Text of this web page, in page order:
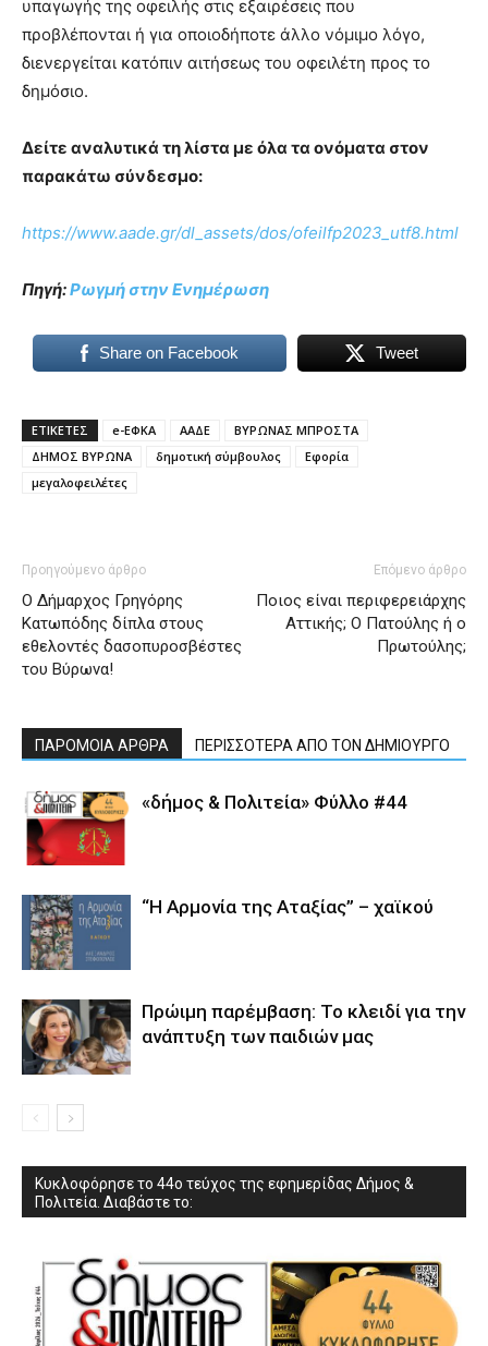
υπαγωγής της οφειλής στις εξαιρέσεις που
προβλέπονται ή για οποιοδήποτε άλλο νόμιμο λόγο,
διενεργείται κατόπιν αιτήσεως του οφειλέτη προς το
δημόσιο.
Δείτε αναλυτικά τη λίστα με όλα τα ονόματα στον
παρακάτω σύνδεσμο:
https://www.aade.gr/dl_assets/dos/ofeilfp2023_utf8.html
Πηγή:Ρωγμή στην Ενημέρωση
Share on Facebook Tweet
ΕΤΙΚΕΤΕΣ e-ΕΦΚΑ ΑΑΔΕ
ΒΥΡΩΝΑΣ ΜΠΡΟΣΤΑ
ΔΗΜΟΣ ΒΥΡΩΝA
δημοτική σύμβουλος
Εφορία
μεγαλοφειλέτες
Προηγούμενο άρθρο
Ο Δήμαρχος Γρηγόρης
Κατωπόδης δίπλα στους
εθελοντές δασοπυροσβέστες
του Βύρωνα!
Επόμενο άρθρο
Ποιος είναι περιφερειάρχης
Αττικής; Ο Πατούλης ή ο
Πρωτούλης;
ΠΑΡΟΜΟΙΑ ΑΡΘΡΑ ΠΕΡΙΣΣΟΤΕΡΑ ΑΠΟ ΤΟΝ ΔΗΜΙΟΥΡΓΟ
«δήμος & Πολιτεία» Φύλλο #44
“Η Αρμονία της Αταξίας” – χαϊκού
Πρώιμη παρέμβαση: Το κλειδί για την
ανάπτυξη των παιδιών µας
Κυκλοφόρησε το 44ο τεύχος της εφημερίδας Δήμος &
Πολιτεία. Διαβάστε το: